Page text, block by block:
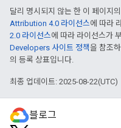
달리 명시되지 않는 한 이 페이지
Attribution 4.0 라이선스에 따라
2.0 라이선스에 따라 라이선스가
Developers 사이트 정책을 참조
의 등록 상표입니다.
최종 업데이트: 2025-08-22(UTC)
블로그